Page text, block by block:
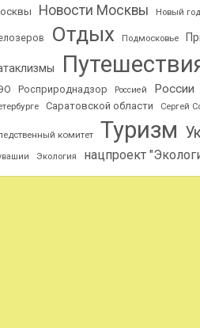
Новости Москвы Новый год
Отдых Подмосковье
Росприроднадзор Россией России
Саратовской области Сергей
комитет Туризм
Экология нацпроект